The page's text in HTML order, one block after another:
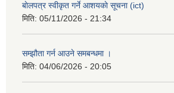
बाेलपत्र स्वीकृत गर्ने आशयकाे सूचना (ict)
मिति: 05/11/2026 - 21:34
सम्झौता गर्न आउने समबन्धमा ।
मिति: 04/06/2026 - 20:05